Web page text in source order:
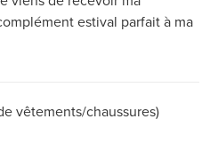
estival parfait à ma
vêtements/chaussures)